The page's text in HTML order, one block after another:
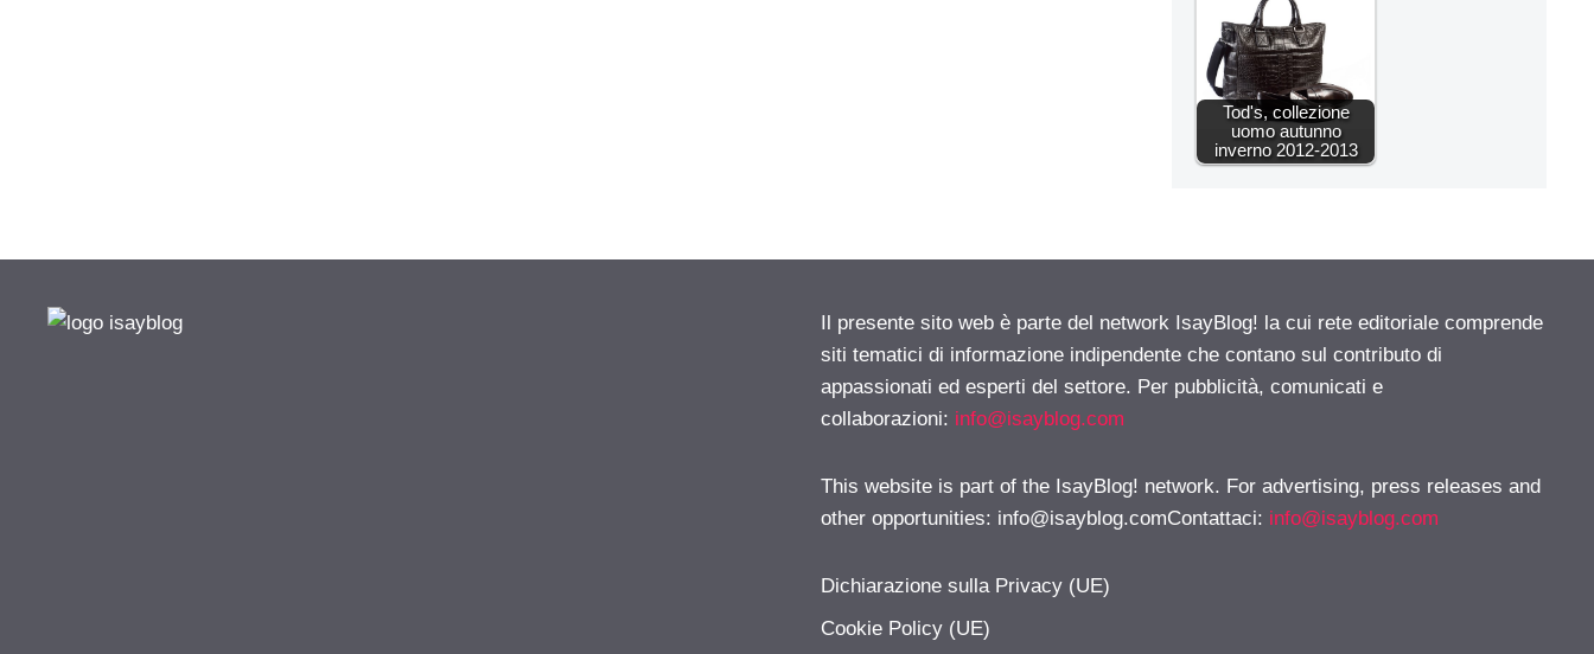
Tod's, collezione
uomo autunno
inverno 2012-2013
Il presente sito web è parte del network IsayBlog! la cui rete editoriale comprende
siti tematici di informazione indipendente che contano sul contributo di
appassionati ed esperti del settore. Per pubblicità, comunicati e
collaborazioni: info@isayblog.com
This website is part of the IsayBlog! network. For advertising, press releases and
other opportunities: info@isayblog.comContattaci: info@isayblog.com
Dichiarazione sulla Privacy (UE)
Cookie Policy (UE)